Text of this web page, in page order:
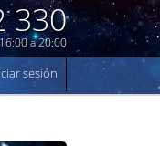
330
a 20:00
sesión